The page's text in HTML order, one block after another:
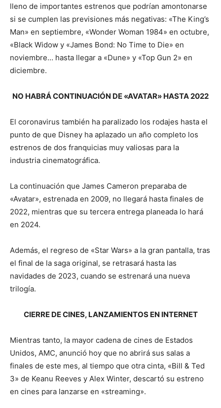
lleno de importantes estrenos que podrían amontonarse
si se cumplen las previsiones más negativas: «The King’s
Man» en septiembre, «Wonder Woman 1984» en octubre,
«Black Widow y «James Bond: No Time to Die» en
noviembre… hasta llegar a «Dune» y «Top Gun 2» en
diciembre.
NO HABRÁ CONTINUACIÓN DE «AVATAR» HASTA 2022
El coronavirus también ha paralizado los rodajes hasta el
punto de que Disney ha aplazado un año completo los
estrenos de dos franquicias muy valiosas para la
industria cinematográfica.
La continuación que James Cameron preparaba de
«Avatar», estrenada en 2009, no llegará hasta finales de
2022, mientras que su tercera entrega planeada lo hará
en 2024.
Además, el regreso de «Star Wars» a la gran pantalla, tras
el final de la saga original, se retrasará hasta las
navidades de 2023, cuando se estrenará una nueva
trilogía.
CIERRE DE CINES, LANZAMIENTOS EN INTERNET
Mientras tanto, la mayor cadena de cines de Estados
Unidos, AMC, anunció hoy que no abrirá sus salas a
finales de este mes, al tiempo que otra cinta, «Bill & Ted
3» de Keanu Reeves y Alex Winter, descartó su estreno
en cines para lanzarse en «streaming».